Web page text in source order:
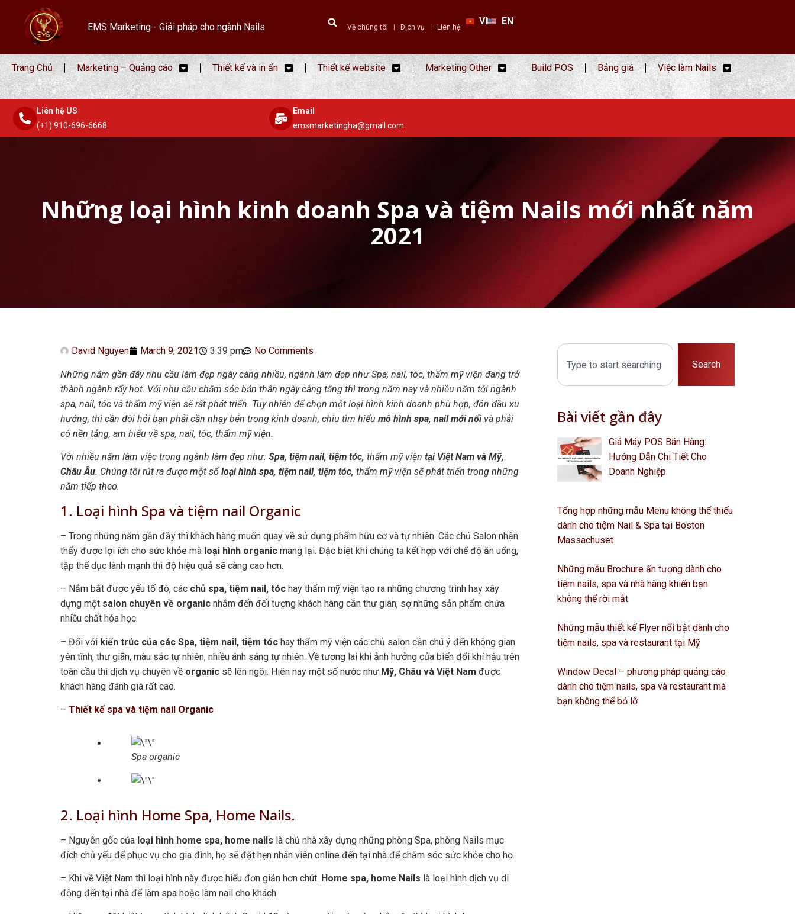
EMS Marketing - Giải pháp cho ngành Nails Về chúng tôi Dịch vụ Liên hệ
VI EN
Trang Chủ Marketing – Quảng cáo Thiết kế và in ấn Thiết kế website Marketing Other Build POS Bảng giá Việc làm Nails
Liên hệ US
(+1) 910-696-6668
Email
emsmarketingha@gmail.com
Những loại hình kinh doanh Spa và tiệm Nails mới nhất năm
2021
David Nguyen March 9, 2021 3:39 pm No Comments
Những năm gần đây nhu cầu làm đẹp ngày càng nhiều, ngành làm đẹp như Spa, nail, tóc, thẩm mỹ viện đang trở
thành ngành rấy hot. Với nhu cầu chăm sóc bản thân ngày càng tăng thì trong năm nay và nhiều năm tới ngành
spa, nail, tóc và thẩm mỹ viện sẽ rất phát triển. Tuy nhiên để chọn một loại hình kinh doanh phù hợp, đón đầu xu
hướng, thì cần đòi hỏi bạn phải cần nhạy bén trong kinh doanh, chiu tìm hiểu mô hình spa, nail mới nổivà phải
có nền tảng, am hiểu về spa, nail, tóc, thẩm mỹ viện.
Với nhiều năm làm việc trong ngành làm đẹp như: Spa, tiệm nail, tiệm tóc, thẩm mỹ viện tại Việt Nam và Mỹ,
Châu Âu. Chúng tôi rút ra được một sốloại hình spa, tiệm nail, tiệm tóc, thẩm mỹ viện sẽ phát triển trong những
năm tiếp theo.
1. Loại hình Spa và tiệm nail Organic
– Trong những năm gần đầy thì khách hàng muốn quay về sử dụng phẩm hữu cơ và tự nhiên. Các chủ Salon nhận
thấy được lợi ích cho sức khỏe mà loại hình organic mang lại. Đặc biệt khi chúng ta kết hợp với chế độ ăn uống,
tập thể dục lành mạnh thì độ hiệu quả sẽ càng cao hơn.
– Nắm bắt được yếu tố đó, các chủ spa, tiệm nail, tóc hay thẩm mỹ viện tạo ra những chương trình hay xây
dựng một salon chuyên về organic nhắm đến đối tượng khách hàng cần thư giãn, sợ những sản phẩm chứa
nhiều chất hóa học.
– Đối với kiến trúc của các Spa, tiệm nail, tiệm tóc hay thẩm mỹ viện các chủ salon cần chú ý đến không gian
yên tĩnh, thư giãn, màu sắc tự nhiên, nhiều ánh sáng tự nhiên. Về tương lai khi ảnh hưởng của biến đổi khí hậu trên
toàn cầu thì dịch vụ chuyên về organic sẽ lên ngôi. Hiên nay một số nước như Mỹ, Châu và Việt Nam được
khách hàng đánh giá rất cao.
– Thiết kế spa và tiệm nail Organic
Spa organic
2. Loại hình Home Spa, Home Nails.
– Nguyên gốc của loại hình home spa, home nails là chủ nhà xây dựng những phòng Spa, phòng Nails mục
đích chủ yếu để phục vụ cho gia đình, họ sẽ đặt hẹn nhân viên online đến tại nhà để chăm sóc sức khỏe cho họ.
– Khi về Việt Nam thì loại hình này được hiểu đơn giản hơn chút. Home spa, home Nails là loại hình dịch vụ di
động đến tại nhà để làm spa hoặc làm nail cho khách.
Search
Bài viết gần đây
Giá Máy POS Bán Hàng:
Hướng Dẫn Chi Tiết Cho
Doanh Nghiệp
Tổng hợp những mẫu Menu không thể thiếu
dành cho tiệm Nail & Spa tại Boston
Massachuset
Những mẫu Brochure ấn tượng dành cho
tiệm nails, spa và nhà hàng khiến bạn
không thể rời mắt
Những mẫu thiết kế Flyer nổi bật dành cho
tiệm nails, spa và restaurant tại Mỹ
Window Decal – phương pháp quảng cáo
dành cho tiệm nails, spa và restaurant mà
bạn không thể bỏ lỡ